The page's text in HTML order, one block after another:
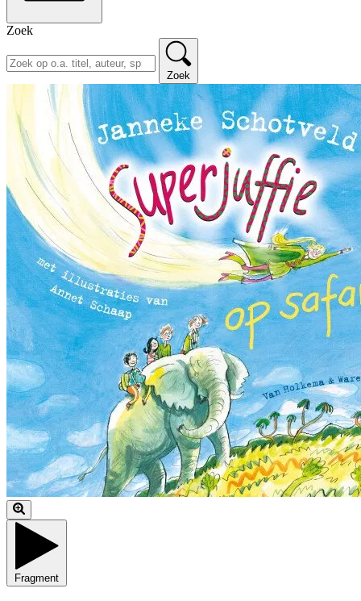
Zoek
Zoek
Fragment